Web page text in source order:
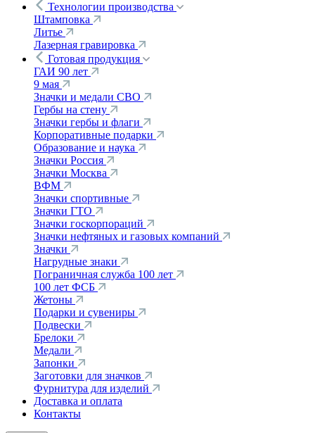
Технологии производства
Штамповка
Литье
Лазерная гравировка
Готовая продукция
ГАИ 90 лет
9 мая
Значки и медали СВО
Гербы на стену
Значки гербы и флаги
Корпоративные подарки
Образование и наука
Значки Россия
Значки Москва
ВФМ
Значки спортивные
Значки ГТО
Значки госкорпораций
Значки нефтяных и газовых компаний
Значки
Нагрудные знаки
Пограничная служба 100 лет
100 лет ФСБ
Жетоны
Подарки и сувениры
Подвески
Брелоки
Медали
Запонки
Заготовки для значков
Фурнитура для изделий
Доставка и оплата
Контакты